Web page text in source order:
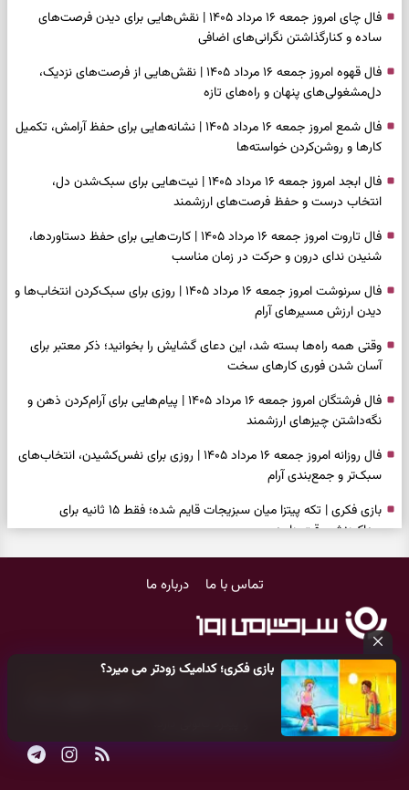
بازی فکری؛ کدامیک زودتر می میرد؟
فال چای امروز جمعه ۱۶ مرداد ۱۴۰۵ | نقش‌هایی برای دیدن فرصت‌های
ساده و کنارگذاشتن نگرانی‌های اضافی
فال قهوه امروز جمعه ۱۶ مرداد ۱۴۰۵ | نقش‌هایی از فرصت‌های نزدیک،
دل‌مشغولی‌های پنهان و راه‌های تازه
فال شمع امروز جمعه ۱۶ مرداد ۱۴۰۵ | نشانه‌هایی برای حفظ آرامش، تکمیل
کارها و روشن‌کردن خواسته‌ها
فال ابجد امروز جمعه ۱۶ مرداد ۱۴۰۵ | نیت‌هایی برای سبک‌شدن دل،
انتخاب درست و حفظ فرصت‌های ارزشمند
فال تاروت امروز جمعه ۱۶ مرداد ۱۴۰۵ | کارت‌هایی برای حفظ دستاوردها،
شنیدن ندای درون و حرکت در زمان مناسب
فال سرنوشت امروز جمعه ۱۶ مرداد ۱۴۰۵ | روزی برای سبک‌کردن انتخاب‌ها و
دیدن ارزش مسیرهای آرام
وقتی همه راه‌ها بسته شد، این دعای گشایش را بخوانید؛ ذکر معتبر برای
آسان شدن فوری کارهای سخت
فال فرشتگان امروز جمعه ۱۶ مرداد ۱۴۰۵ | پیام‌هایی برای آرام‌کردن ذهن و
نگه‌داشتن چیزهای ارزشمند
فال روزانه امروز جمعه ۱۶ مرداد ۱۴۰۵ | روزی برای نفس‌کشیدن، انتخاب‌های
سبک‌تر و جمع‌بندی آرام
بازی فکری | تکه پیتزا میان سبزیجات قایم شده؛ فقط ۱۵ ثانیه برای
پیداکردنش وقت دارید
سنجیده و رهاشدن از انتظارهای بی‌نتیجه
طرز تهیه کوکو سبزی مجلسی | سبز، خوش‌عطر و برش‌خورده
شناخت فرصت واقعی و پایان‌دادن به تردیدها
تست شخصیت شناسی | کدام سکه‌ها زودتر چشمتان را گرفتند؟ انتخابتان
باارزش‌ترین چیز زندگی‌تان را نشان می‌دهد
فال سرنوشت امروز پنجشنبه ۱۵ مرداد ۱۴۰۵ | روزی برای حفظ دستاوردها و
تماس با ما درباره ما
کلیه حقوق مادی و معنوی این سایت متعلق بهپایگاه خبری سرگرمی روز
می‌باشد و هر گونه کپی‌برداری توسط دیگر سایت‌ها